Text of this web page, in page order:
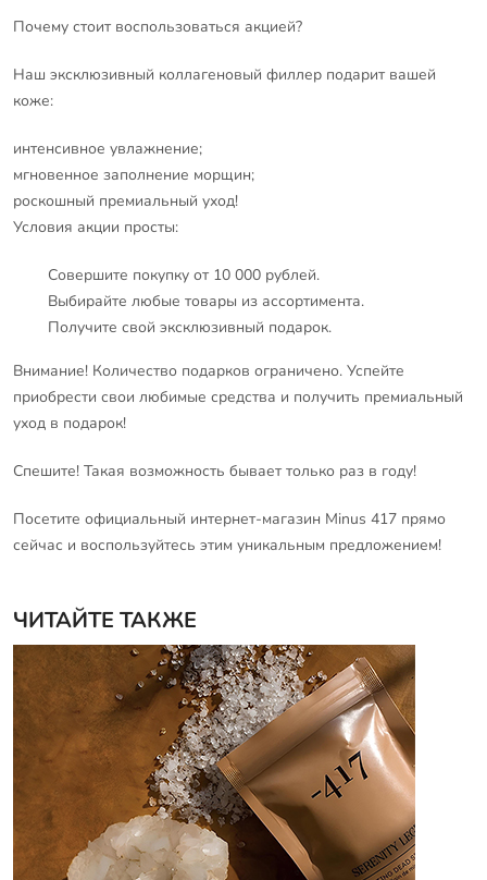
Почему стоит воспользоваться акцией?
Наш эксклюзивный коллагеновый филлер подарит вашей
коже:
интенсивное увлажнение;
мгновенное заполнение морщин;
роскошный премиальный уход!
Условия акции просты:
Совершите покупку от 10 000 рублей.
Выбирайте любые товары из ассортимента.
Получите свой эксклюзивный подарок.
Внимание! Количество подарков ограничено. Успейте
приобрести свои любимые средства и получить премиальный
уход в подарок!
Спешите! Такая возможность бывает только раз в году!
Посетите официальный интернет-магазин Minus 417 прямо
сейчас и воспользуйтесь этим уникальным предложением!
ЧИТАЙТЕ ТАКЖЕ